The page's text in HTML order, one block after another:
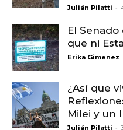
Julián Pilatti -
El
que ni
Erika Gimenez
¿Así que
Milei y un
Julián Pilatti -